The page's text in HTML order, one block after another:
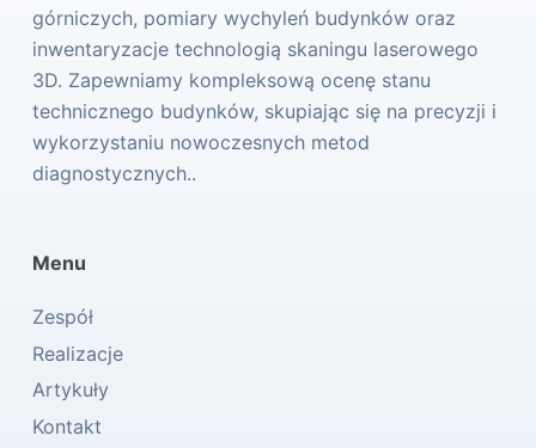
górniczych, pomiary wychyleń budynków oraz
inwentaryzacje technologią skaningu laserowego
3D. Zapewniamy kompleksową ocenę stanu
technicznego budynków, skupiając się na precyzji i
wykorzystaniu nowoczesnych metod
diagnostycznych..
Menu
Zespół
Realizacje
Artykuły
Kontakt